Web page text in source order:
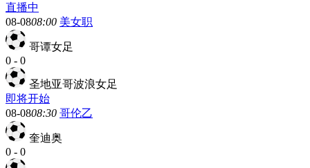
直播中
08-0808:00 美女职
哥谭女足
0 - 0
圣地亚哥波浪女足
即将开始
08-0808:30 哥伦乙
奎迪奥
0 - 0